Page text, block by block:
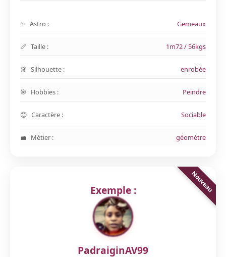
Astro : Gemeaux
Taille : 1m72 / 56kgs
Silhouette : enrobée
Hobbies : Peindre
Caractère : Sociable
Métier : géomètre
Exemple :
PadraiginAV99